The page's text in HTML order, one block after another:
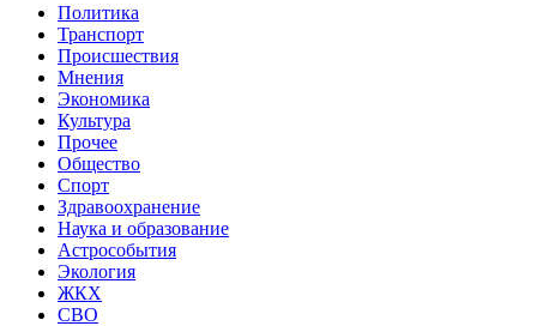
Политика
Транспорт
Происшествия
Мнения
Экономика
Культура
Прочее
Общество
Спорт
Здравоохранение
Наука и образование
Астрособытия
Экология
ЖКХ
СВО